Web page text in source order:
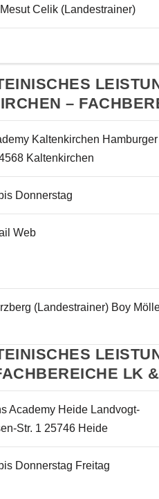
Mesut Celik (Landestrainer)
–
Kaltenkirchen Hamburger
Kaltenkirchen
Donnerstag
Web
(Landestrainer) Boy
LK
Academy Heide Landvogt-
Str. 1 25746 Heide
Donnerstag Freitag